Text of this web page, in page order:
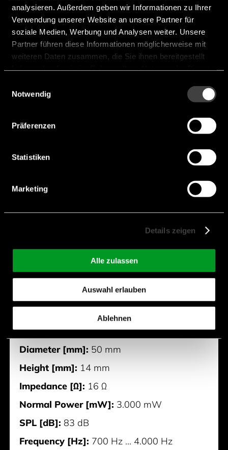
analysieren. Außerdem geben wir Informationen zu Ihrer
Verwendung unserer Website an unsere Partner für
soziale Medien, Werbung und Analysen weiter. Unsere
Partner führen diese Informationen möglicherweise mit
weiteren Daten zusammen, die Sie ihnen bereitgestellt
Notwendig
Präferenzen
Statistiken
Marketing
Details zeigen
Alle zulassen
Auswahl erlauben
Ablehnen
SPL [dB]:106 dB
Frequency [Hz]:380 Hz ... 5.000 Hz
Hersteller: Chinasound
CLS50R14-16N3-T700-
C32W150R
Diameter [mm]: 50 mm
Height [mm]: 14 mm
Impedance [Ω]: 16 Ω
Normal Power [mW]: 3.000 mW
SPL [dB]: 83 dB
Frequency [Hz]: 700 Hz ... 4.000 Hz